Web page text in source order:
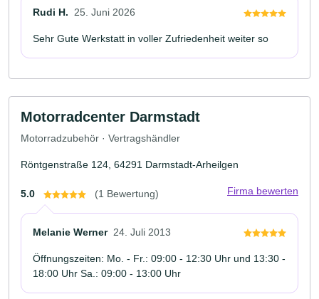
Rudi H. 25. Juni 2026
Sehr Gute Werkstatt in voller Zufriedenheit weiter so
Motorradcenter Darmstadt
Motorradzubehör · Vertragshändler
Röntgenstraße 124, 64291 Darmstadt-Arheilgen
5.0 (1 Bewertung) Firma bewerten
Melanie Werner 24. Juli 2013
Öffnungszeiten: Mo. - Fr.: 09:00 - 12:30 Uhr und 13:30 -
18:00 Uhr Sa.: 09:00 - 13:00 Uhr